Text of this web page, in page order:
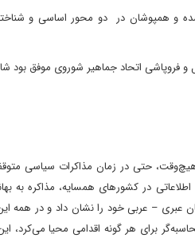
شده و همپوشان در دو محور اساسی و
فروپاشی اتحاد جماهیر شوروی موفق بود
حتی در زمان مذاکرات سیاسی
در کشورهای همسایه، مذاکره به
پیمان عبری – عربی خود را نشان داد و در
برای هر گونه اقدامی محیا می‌کرد، این